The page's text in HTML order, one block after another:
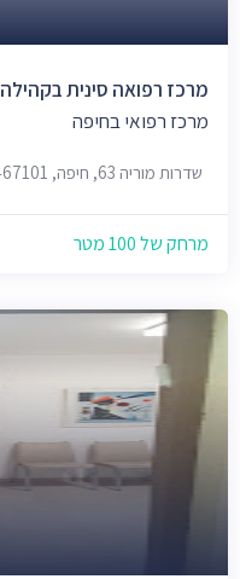
מרכז רפואה סינית בקהילה
מרכז רפואי בחיפה
שדרות מוריה 63, חיפה, 3467101
מרחק של 100 מטר